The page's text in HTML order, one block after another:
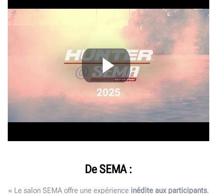
De SEMA :
« Le salon SEMA offre une expérience inédite aux participants.